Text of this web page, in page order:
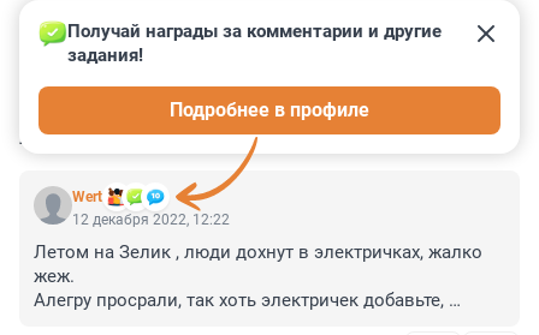
КОММЕНТАРИИ 18
Wert
Получай награды за комментарии и другие
задания!
Подробнее в профиле
12 декабря 2022, 12:22
Летом на Зелик , люди дохнут в электричках, жалко
жеж.
Алегру просрали, так хоть электричек добавьте,